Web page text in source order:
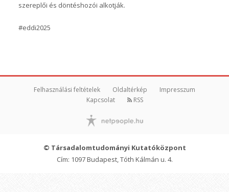
szereplői és döntéshozói alkotják.
#eddi2025
Felhasználási feltételek Oldaltérkép
Impresszum
Kapcsolat
RSS
© Társadalomtudományi Kutatóközpont
Cím: 1097 Budapest, Tóth Kálmán u. 4.